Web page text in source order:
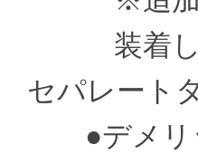
装着した
セパレート
●デメリ